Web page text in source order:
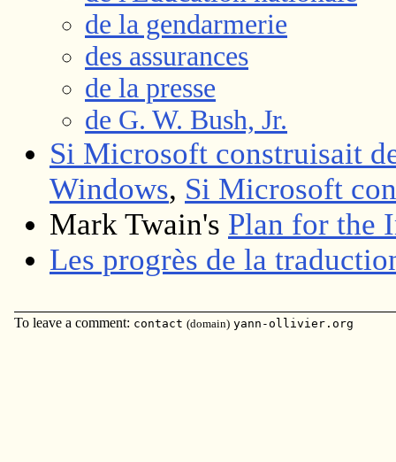
de la gendarmerie
des assurances
de la presse
de G. W. Bush, Jr.
Si Microsoft construisait
Windows, Si Microsoft
Mark Twain's Plan for the
Les progrès de la
To leave a comment: contact (domain) yann-ollivier.org